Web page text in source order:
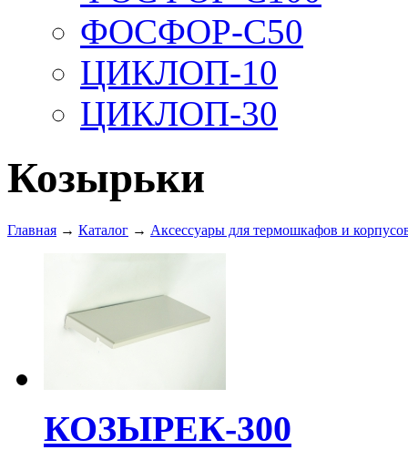
ФОСФОР-С50
ЦИКЛОП-10
ЦИКЛОП-30
Козырьки
Главная → Каталог → Аксессуары для термошкафов и
КОЗЫРЕК-300